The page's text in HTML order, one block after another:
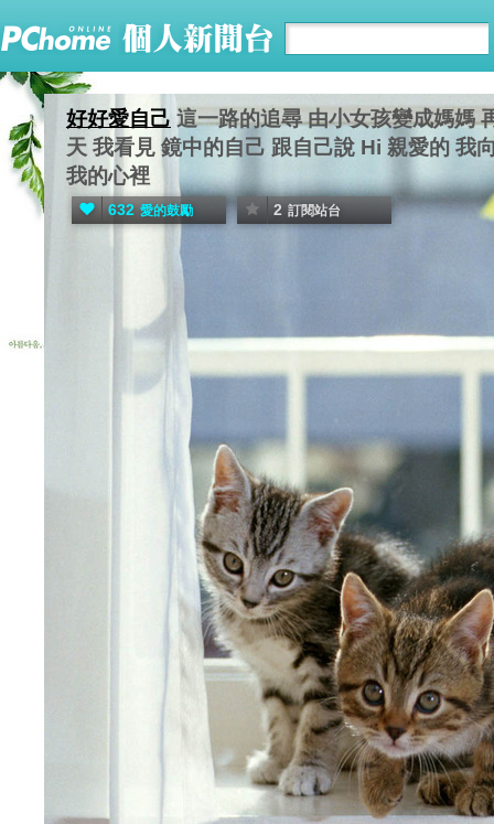
好好愛自己 這一路的追尋 由小女孩變成媽媽
天 我看見 鏡中的自己 跟自己說 Hi 親愛的 我
我的心裡
632 愛的鼓勵 2 訂閱站台